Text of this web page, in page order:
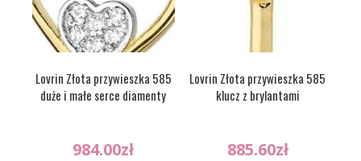
Lovrin Złota przywieszka 585
duże i małe serce diamenty
984.00zł
Lovrin Złota przywieszka 585
klucz z brylantami
885.60zł